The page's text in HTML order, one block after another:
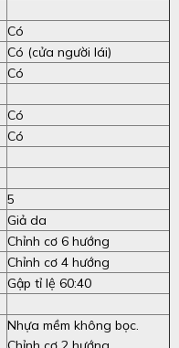
Có
Có (cửa người lái)
Có
Có
Có
5
Giả da
Chỉnh cơ 6 hướng
Chỉnh cơ 4 hướng
Gập tỉ lệ 60:40
Nhựa mềm không bọc.